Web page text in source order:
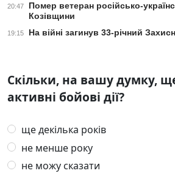
20:47
Помер ветеран російсько-
Козівщини
19:15 На війні загинув 33-річний
Скільки, на вашу думку,
активні бойові дії?
ще декілька років
не менше року
не можу сказати